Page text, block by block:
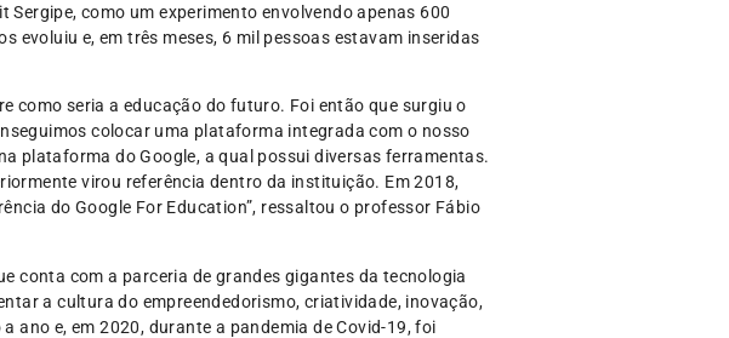
Sergipe, como um experimento envolvendo apenas 600
evoluiu e, em três meses, 6 mil pessoas estavam inseridas
como seria a educação do futuro. Foi então que surgiu o
colocar uma plataforma integrada com o nosso
plataforma do Google, a qual possui diversas ferramentas.
virou referência dentro da instituição. Em 2018,
do Google For Education”, ressaltou o professor Fábio
conta com a parceria de grandes gigantes da tecnologia
a cultura do empreendedorismo, criatividade, inovação,
ano e, em 2020, durante a pandemia de Covid-19, foi